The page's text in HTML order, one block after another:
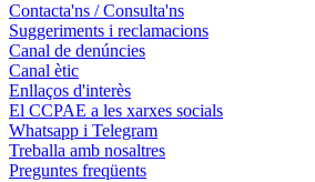
Contacta'ns / Consulta'ns
Suggeriments i reclamacions
Canal de denúncies
Canal ètic
Enllaços d'interès
El CCPAE a les xarxes socials
Whatsapp i Telegram
Treballa amb nosaltres
Preguntes freqüents